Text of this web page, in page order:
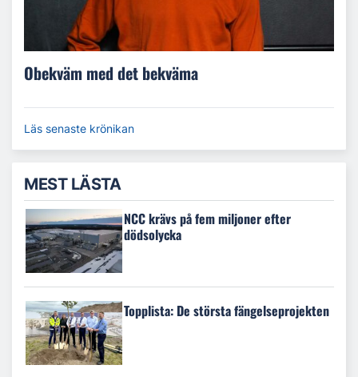
Obekväm med det bekväma
Läs senaste krönikan
MEST LÄSTA
NCC krävs på fem miljoner efter
dödsolycka
Topplista: De största fängelseprojekten